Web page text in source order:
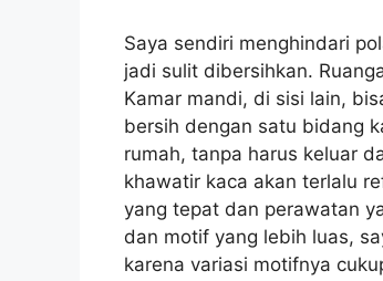
Saya sendiri menghindari
jadi sulit dibersihkan.
Kamar mandi, di sisi lain,
bersih dengan satu bidang
rumah, tanpa harus keluar
khawatir kaca akan terlalu
yang tepat dan perawatan
dan motif yang lebih luas,
karena variasi motifnya